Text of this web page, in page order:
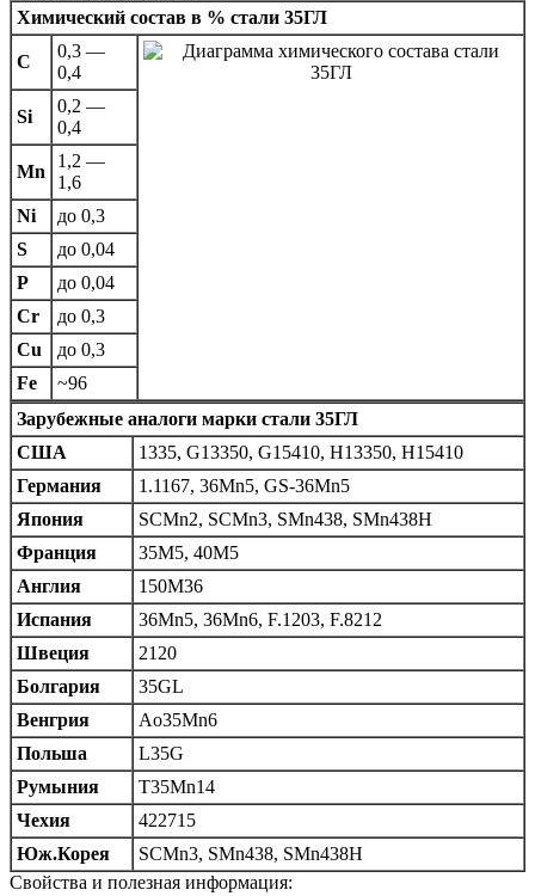
Химический состав в % стали 35ГЛ
C
0,3 —
0,4
Si
0,2 —
0,4
Mn
1,2 —
1,6
Ni
до 0,3
S
до 0,04
P
до 0,04
Cr
до 0,3
Cu
до 0,3
Fe
~96
Зарубежные аналоги марки стали 35ГЛ
США
1335, G13350, G15410, H13350, H15410
Германия
1.1167, 36Mn5, GS-36Mn5
Япония
SCMn2, SCMn3, SMn438, SMn438H
Франция
35M5, 40M5
Англия
150M36
Испания
36Mn5, 36Mn6, F.1203, F.8212
Швеция
2120
Болгария
35GL
Венгрия
Ao35Mn6
Польша
L35G
Румыния
T35Mn14
Чехия
422715
Юж.Корея
SCMn3, SMn438, SMn438H
Свойства и полезная информация: